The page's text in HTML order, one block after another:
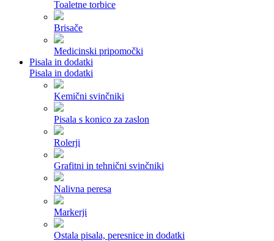
Toaletne torbice
Brisače
Medicinski pripomočki
Pisala in dodatki
Pisala in dodatki
Kemični svinčniki
Pisala s konico za zaslon
Rolerji
Grafitni in tehnični svinčniki
Nalivna peresa
Markerji
Ostala pisala, peresnice in dodatki